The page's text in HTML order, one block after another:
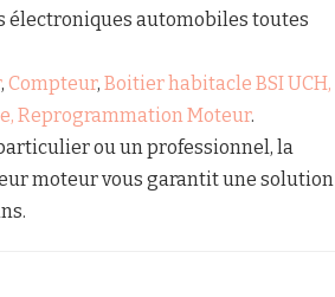
électroniques automobiles toutes
, Compteur, Boitier habitacle BSI UCH,
Reprogrammation Moteur.
ou un professionnel, la
moteur vous garantit une solution